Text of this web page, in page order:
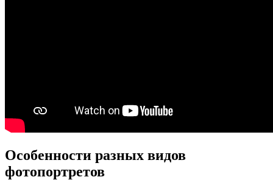
Особенности разных видов
фотопортретов